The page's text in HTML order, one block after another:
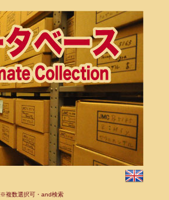
※複数選択可・and検索